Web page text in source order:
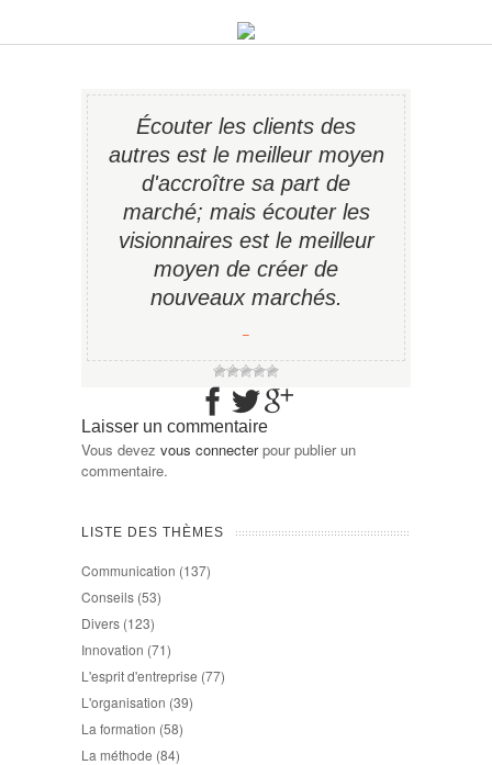
Écouter les clients des
autres est le meilleur moyen
d'accroître sa part de
marché; mais écouter les
visionnaires est le meilleur
moyen de créer de
nouveaux marchés.
−
Laisser un commentaire
Vous devez vous connecterpour publier un
commentaire.
LISTE DES THÈMES
Communication (137)
Conseils (53)
Divers (123)
Innovation (71)
L'esprit d'entreprise (77)
L'organisation (39)
La formation (58)
La méthode (84)